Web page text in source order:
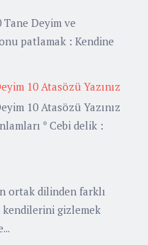
Tane Deyim ve
patlamak : Kendine
10 Atasözü Yazınız
10 Atasözü Yazınız
* Cebi delik :
ortak dilinden farklı
gizlemek